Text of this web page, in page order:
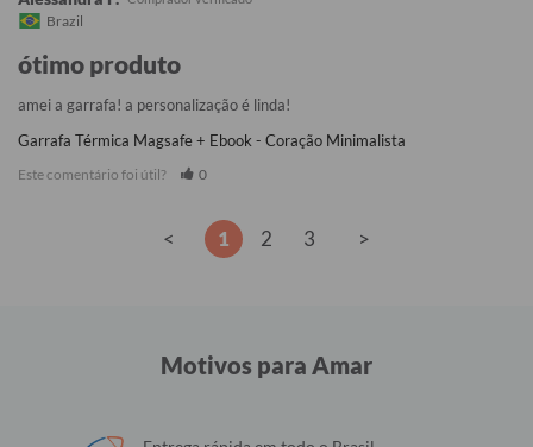
Brazil
ótimo produto
amei a garrafa! a personalização é linda!
Garrafa Térmica Magsafe + Ebook - Coração Minimalista
Este comentário foi útil? 0
< 1 2 3 >
Motivos para Amar